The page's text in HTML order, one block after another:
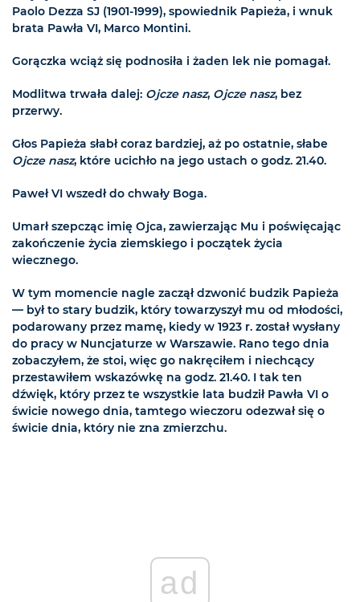
Paolo Dezza SJ (1901-1999), spowiednik Papieża, i wnuk
brata Pawła VI, Marco Montini.
Gorączka wciąż się podnosiła i żaden lek nie pomagał.
Modlitwa trwała dalej: Ojcze nasz, Ojcze nasz, bez
przerwy.
Głos Papieża słabł coraz bardziej, aż po ostatnie, słabe
Ojcze nasz, które ucichło na jego ustach o godz. 21.40.
Paweł VI wszedł do chwały Boga.
Umarł szepcząc imię Ojca, zawierzając Mu i poświęcając
zakończenie życia ziemskiego i początek życia
wiecznego.
W tym momencie nagle zaczął dzwonić budzik Papieża
— był to stary budzik, który towarzyszył mu od młodości,
podarowany przez mamę, kiedy w 1923 r. został wysłany
do pracy w Nuncjaturze w Warszawie. Rano tego dnia
zobaczyłem, że stoi, więc go nakręciłem i niechcący
przestawiłem wskazówkę na godz. 21.40. I tak ten
dźwięk, który przez te wszystkie lata budził Pawła VI o
świcie nowego dnia, tamtego wieczoru odezwał się o
świcie dnia, który nie zna zmierzchu.
ad